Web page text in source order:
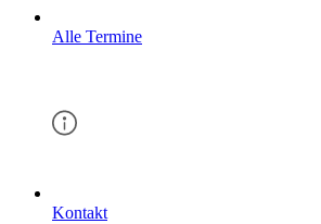
Alle Termine
Kontakt